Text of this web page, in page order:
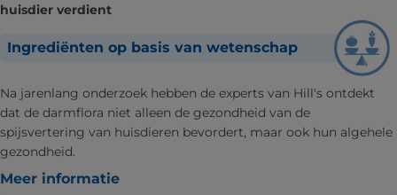
huisdier verdient
Ingrediënten op basis van wetenschap
Na jarenlang onderzoek hebben de experts van Hill's ontdekt
dat de darmflora niet alleen de gezondheid van de
spijsvertering van huisdieren bevordert, maar ook hun algehele
gezondheid.
Meer informatie